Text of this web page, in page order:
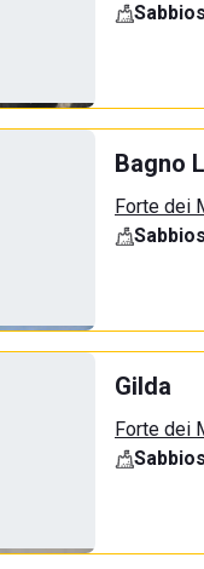
Bagno
Forte dei
Gilda
Forte dei